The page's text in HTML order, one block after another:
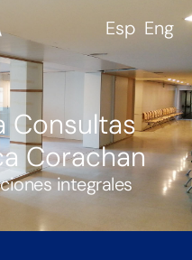
Esp Eng
Consultas
Corachan
integrales